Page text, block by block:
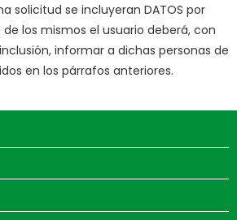
solicitud se incluyeran DATOS por
los mismos el usuario deberá, con
informar a dichas personas de
en los párrafos anteriores.